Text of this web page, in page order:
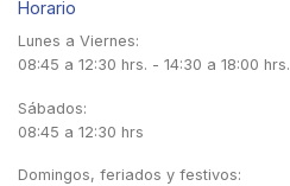
Horario
Lunes a Viernes:
08:45 a 12:30 hrs. - 14:30 a 18:00 hrs.
Sábados:
08:45 a 12:30 hrs
Domingos, feriados y festivos: